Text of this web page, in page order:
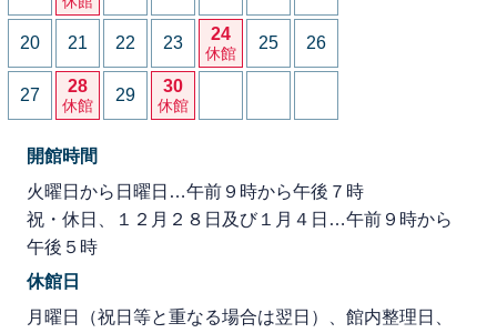
20 21 22 23 24
休館
25 26
27 28
休館
29 30
休館
開館時間
火曜日から日曜日…午前９時から午後７時
祝・休日、１２月２８日及び１月４日…午前９時から
午後５時
休館日
月曜日（祝日等と重なる場合は翌日）、館内整理日、